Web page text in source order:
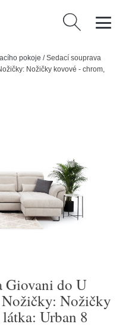
Vyhledávání
pokoje /Sedací souprava
Nožičky kovové - chrom,
Giovani do U
Nožičky: Nožičky
Urban 8